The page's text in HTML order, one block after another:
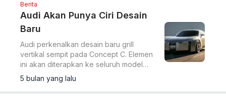
Berita
Audi Akan Punya Ciri Desain
Baru
Audi perkenalkan desain baru grill
vertikal sempit pada Concept C. Elemen
ini akan diterapkan ke seluruh model
masa depan, kata kepala desain
Massimo Frascella.
5 bulan yang lalu